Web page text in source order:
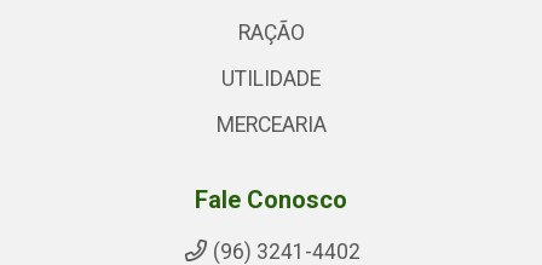
RAÇÃO
UTILIDADE
MERCEARIA
Fale Conosco
(96) 3241-4402